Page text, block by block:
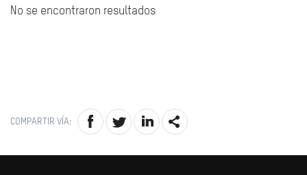
No se encontraron resultados
COMPARTIR VÍA: